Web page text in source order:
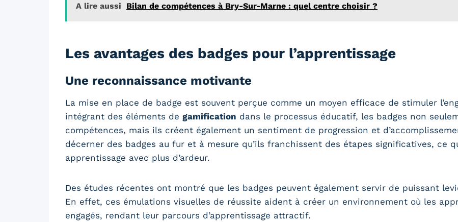
A lire aussi Bilan de compétences à Bry-Sur-Marne : quel centre choisir ?
Les avantages des badges pour l’apprentissage
Une reconnaissance motivante
La mise en place de badge est souvent perçue comme un moyen efficace de stimuler
intégrant des éléments de gamification dans le processus éducatif, les badges non
compétences, mais ils créent également un sentiment de progression et
décerner des badges au fur et à mesure qu’ils franchissent des étapes significatives, ce
apprentissage avec plus d’ardeur.
Des études récentes ont montré que les badges peuvent également servir de puissant
En effet, ces émulations visuelles de réussite aident à créer un environnement où les
engagés, rendant leur parcours d’apprentissage attractif.